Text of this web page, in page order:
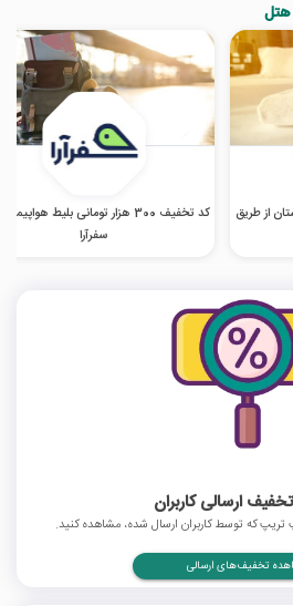
هتل
از طریق
کد تخفیف 300 هزار تومانی بلیط
سفرآرا
ارسالی کاربران
که توسط کاربران ارسال شده، مشاهده کنید.
تخفیف‌های ارسالی